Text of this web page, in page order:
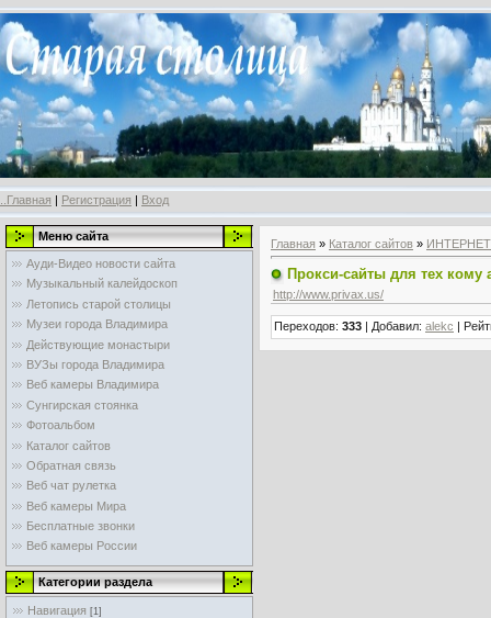
..Главная | Регистрация | Вход
Меню сайта
Ауди-Видео новости сайта
Музыкальный калейдоскоп
Летопись старой столицы
Музеи города Владимира
Действующие монастыри
ВУЗы города Владимира
Веб камеры Владимира
Сунгирская стоянка
Фотоальбом
Каталог сайтов
Обратная связь
Веб чат рулетка
Веб камеры Мира
Бесплатные звонки
Веб камеры России
Категории раздела
Навигация [1]
Главная » Каталог сайтов » ИНТЕРНЕТ
Прокси-сайты для тех кому
http://www.privax.us/
Переходов: 333 | Добавил: alekc |